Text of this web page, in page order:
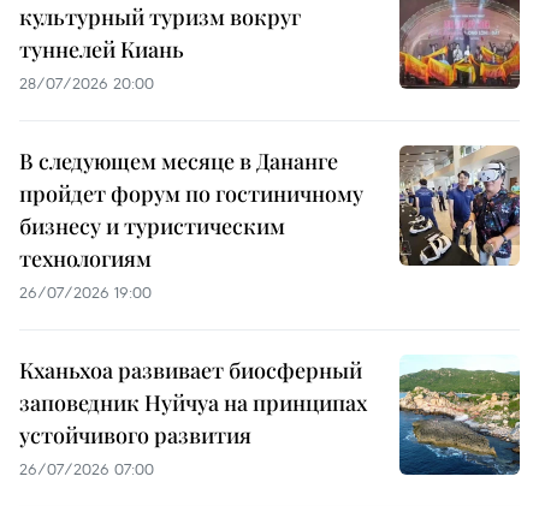
культурный туризм вокруг
туннелей Киань
28/07/2026 20:00
В следующем месяце в Дананге
пройдет форум по гостиничному
бизнесу и туристическим
технологиям
26/07/2026 19:00
Кханьхоа развивает биосферный
заповедник Нуйчуа на принципах
устойчивого развития
26/07/2026 07:00